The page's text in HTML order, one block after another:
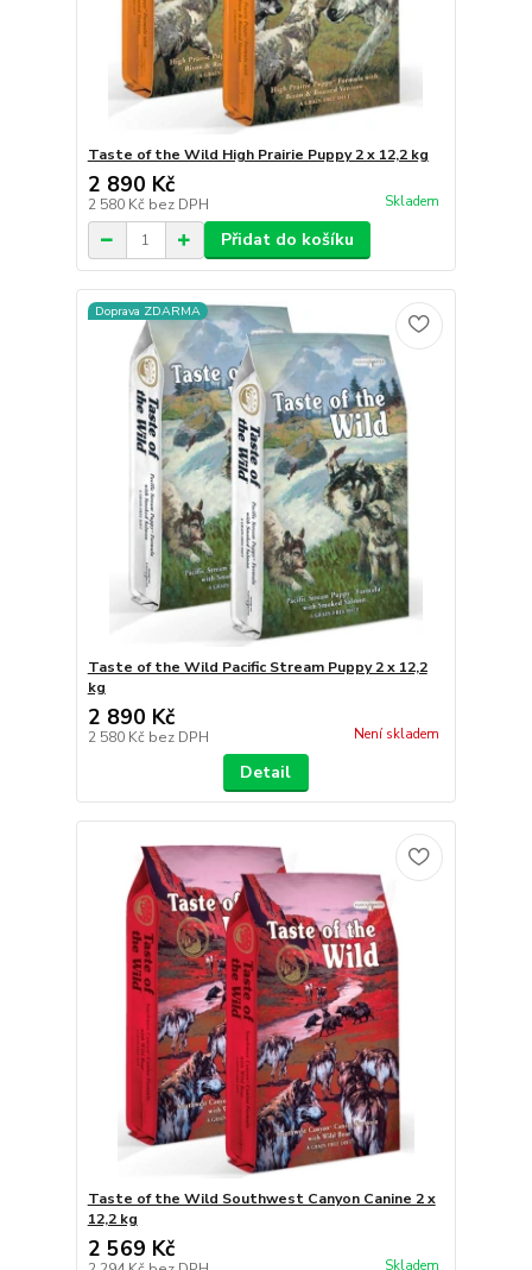
Taste of the Wild High Prairie Puppy 2 x 12,2 kg
2 890 Kč
2 580 Kč bez DPH Skladem
Přidat do košíku
Doprava ZDARMA
Taste of the Wild Pacific Stream Puppy 2 x 12,2
kg
2 890 Kč
2 580 Kč bez DPH Není skladem
Detail
Taste of the Wild Southwest Canyon Canine 2 x
12,2 kg
2 569 Kč
Skladem